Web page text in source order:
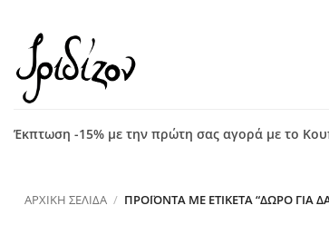
περιεχόμενο
Έκπτωση -15% με την πρώτη σας αγορά με το
ΑΡΧΙΚΉ ΣΕΛΊΔΑ / ΠΡΟΪΌΝΤΑ ΜΕ ΕΤΙΚΈΤΑ “ΔΏΡΟ ΓΙΑ